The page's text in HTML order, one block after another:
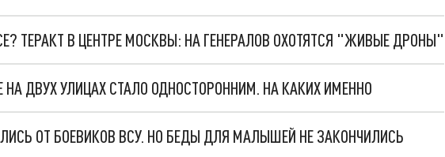
ТЕРАКТ В ЦЕНТРЕ МОСКВЫ: НА ГЕНЕРАЛОВ ОХОТЯТСЯ "ЖИВЫЕ ДРОНЫ"
ДВУХ УЛИЦАХ СТАЛО ОДНОСТОРОННИМ. НА КАКИХ ИМЕННО
ОТ БОЕВИКОВ ВСУ. НО БЕДЫ ДЛЯ МАЛЫШЕЙ НЕ ЗАКОНЧИЛИСЬ